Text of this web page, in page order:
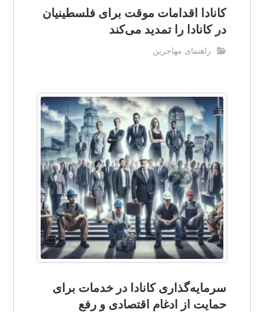
کانادا اقدامات موقت برای فلسطینیان
در کانادا را تمدید می‌کند
راهنمای مهاجرین
سرمایه‌گذاری کانادا در خدمات برای
حمایت از ادغام اقتصادی و رفع